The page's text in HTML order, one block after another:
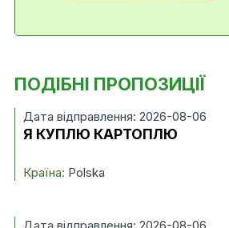
ПОДІБНІ ПРОПОЗИЦІЇ
Дата відправлення: 2026-08-06
Я КУПЛЮ КАРТОПЛЮ
Країна: Polska